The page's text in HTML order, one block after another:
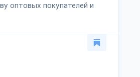
оптовых покупателей и